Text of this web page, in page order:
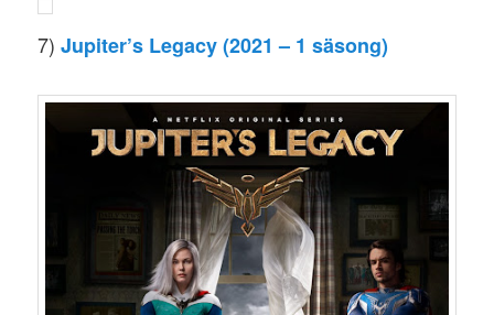
7)Jupiter’s Legacy (2021 – 1 säsong)